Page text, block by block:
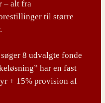
– alt fra
til større
8 udvalgte fonde
har en fast
+ 15% provision af